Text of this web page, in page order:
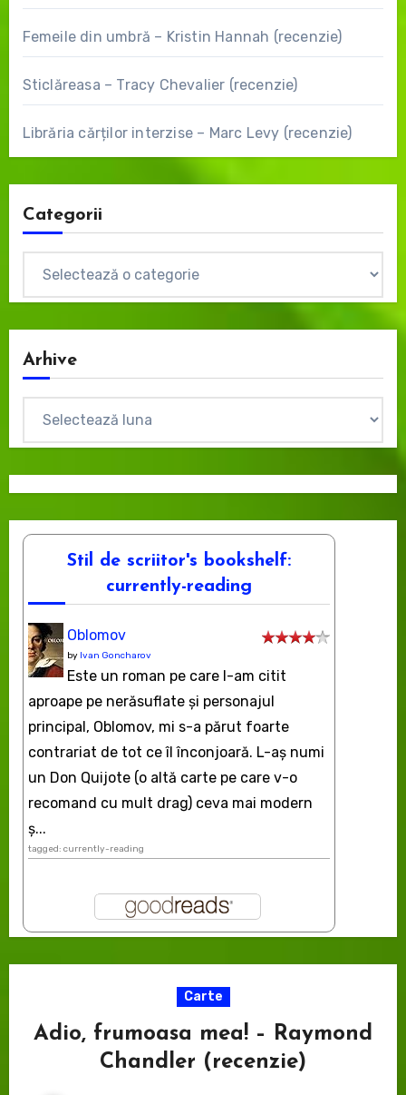
Femeile din umbră – Kristin Hannah (recenzie)
Sticlăreasa – Tracy Chevalier (recenzie)
Librăria cărților interzise – Marc Levy (recenzie)
Categorii
Arhive
Stil de scriitor's bookshelf:
currently-reading
Oblomov
by Ivan Goncharov
Este un roman pe care l-am citit
aproape pe nerăsuflate şi personajul
principal, Oblomov, mi s-a părut foarte
contrariat de tot ce îl înconjoară. L-aş numi
un Don Quijote (o altă carte pe care v-o
recomand cu mult drag) ceva mai modern
ș...
tagged: currently-reading
Carte
Adio, frumoasa mea! – Raymond
Chandler (recenzie)